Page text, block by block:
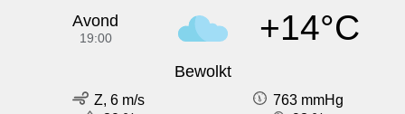
Avond
19:00 +14°C
Bewolkt
Z, 6 m/s
763 mmHg